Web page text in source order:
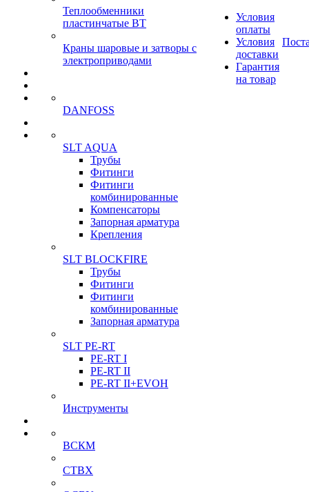
Теплообменники
пластинчатые ВТ
Краны шаровые и затворы с
электроприводами
DANFOSS
SLT AQUA
Трубы
Фитинги
Фитинги
комбинированные
Компенсаторы
Запорная арматура
Крепления
SLT BLOCKFIRE
Трубы
Фитинги
Фитинги
комбинированные
Запорная арматура
SLT PE-RT
PE-RT I
PE-RT II
PE-RT II+EVOH
Инструменты
ВСКМ
СТВХ
Условия
оплаты
Условия
доставки
Гарантия
на товар